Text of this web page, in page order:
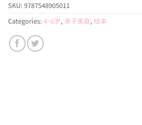
SKU: 9787548905011
Categories: 4~6岁, 亲子家庭, 绘本